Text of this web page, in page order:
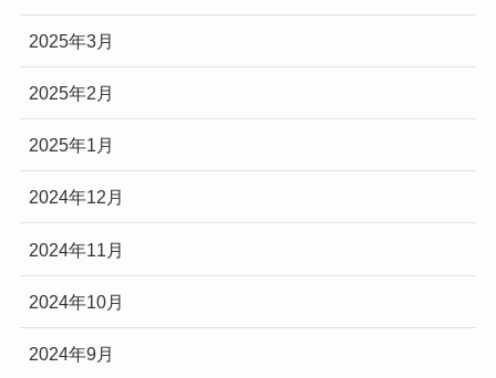
2025年3月
2025年2月
2025年1月
2024年12月
2024年11月
2024年10月
2024年9月